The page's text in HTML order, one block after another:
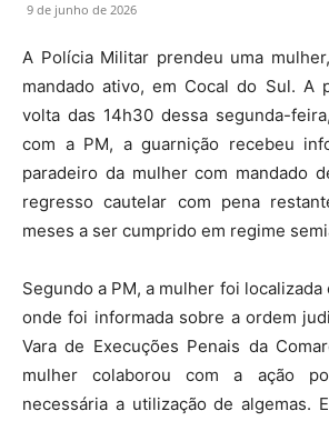
9 de junho de 2026
A Polícia Militar prendeu uma
mandado ativo, em Cocal do Sul. A
volta das 14h30 dessa segunda-
com a PM, a guarnição recebeu
paradeiro da mulher com mandado
regresso cautelar com pena
meses a ser cumprido em regime
Segundo a PM, a mulher foi
onde foi informada sobre a ordem
Vara de Execuções Penais da
mulher colaborou com a ação
necessária a utilização de algemas.